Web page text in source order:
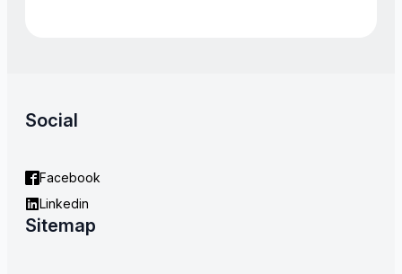
Social
Facebook
Linkedin
Sitemap